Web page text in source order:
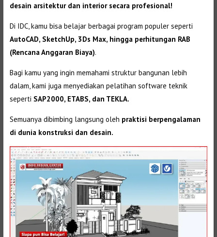
desain arsitektur dan interior secara profesional!
Di IDC, kamu bisa belajar berbagai program populer seperti
AutoCAD, SketchUp, 3Ds Max, hingga perhitungan RAB
(Rencana Anggaran Biaya).
Bagi kamu yang ingin memahami struktur bangunan lebih
dalam, kami juga menyediakan pelatihan software teknik
seperti SAP2000, ETABS, dan TEKLA.
Semuanya dibimbing langsung oleh praktisi berpengalaman
di dunia konstruksi dan desain.